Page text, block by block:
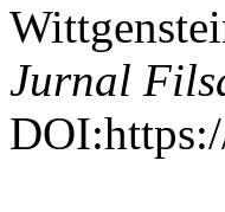
Jurnal